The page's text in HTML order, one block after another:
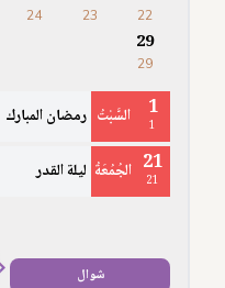
22
23
24
29
29
1
1 السَّبْتُ رمضان المبارك
21
21 الجُمُعَةُ ليلة القدر
شوال